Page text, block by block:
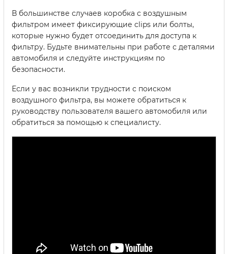
В большинстве случаев коробка с воздушным
фильтром имеет фиксирующие clips или болты,
которые нужно будет отсоединить для доступа к
фильтру. Будьте внимательны при работе с деталями
автомобиля и следуйте инструкциям по
безопасности.
Если у вас возникли трудности с поиском
воздушного фильтра, вы можете обратиться к
руководству пользователя вашего автомобиля или
обратиться за помощью к специалисту.